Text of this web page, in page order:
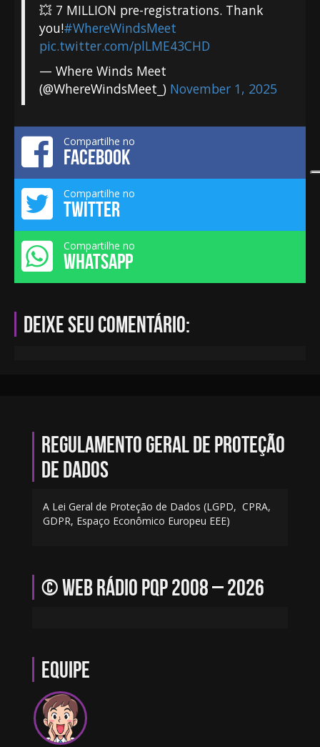
💥 7 MILLION pre-registrations. Thank
you!#WhereWindsMeet
pic.twitter.com/plLME43CHD
— Where Winds Meet
(@WhereWindsMeet_) November 1, 2025
Compartilhe no
FACEBOOK
Compartilhe no
TWITTER
Compartilhe no
WHATSAPP
Deixe seu comentário:
Regulamento geral de proteção
de dados
A Lei Geral de Proteção de Dados (LGPD, CPRA,
GDPR, Espaço Econômico Europeu EEE)
© Web Rádio PQP 2008 – 2026
Equipe